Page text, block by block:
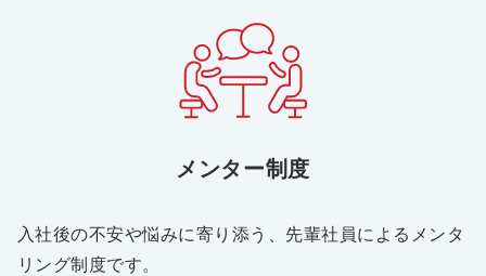
メンター制度
入社後の不安や悩みに寄り添う、先輩社員によるメンタ
リング制度です。